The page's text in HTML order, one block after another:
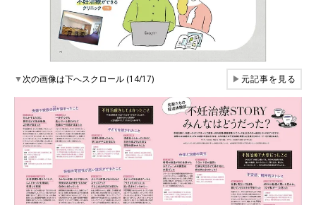
▼次の画像は下へスクロール (14/17) ▶元記事を見る